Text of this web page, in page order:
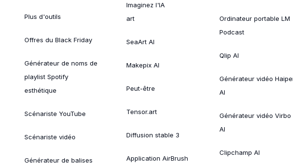
Plus d'outils
Offres du Black Friday
Générateur de noms de
playlist Spotify
esthétique
Scénariste YouTube
Scénariste vidéo
Générateur de balises
Imaginez l'IA
art
SeaArt AI
Makepix AI
Peut-être
Tensor.art
Diffusion stable 3
Application AirBrush
Ordinateur portable LM
Podcast
Qlip AI
Générateur vidéo
AI
Générateur vidéo Virbo
AI
Clipchamp AI